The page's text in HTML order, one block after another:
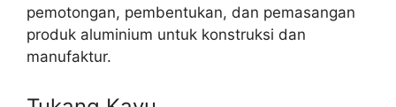
pemotongan, pembentukan, dan pemasangan
produk aluminium untuk konstruksi dan
manufaktur.